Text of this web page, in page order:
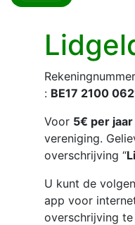
: BE17 2100
Voor 5€ per jaar
vereniging.
overschrijving “
U kunt de
app voor
overschrijving